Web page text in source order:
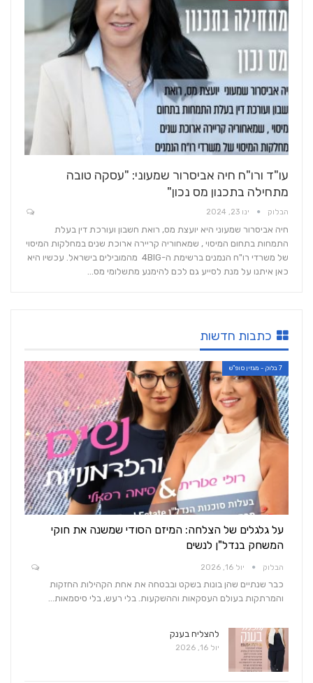
עו"ד ורו"ח חיה אביסרור שמעוני: "עסקה טובה
מתחילה בתכנון מס נכון"
הבלוק ינו 23, 2024
חיה אביסרור שמעוני היא יועצת מס, רואת חשבון ועורכת דין בעלת
התמחות בתחום המיסוי , שמאחוריה קריירה ארוכת שנים במחלקות המיסוי
של משרדי רו"ח הנמנים ברשימת ה-4BIG מהמובילים בישראל. עכשיו היא
כאן איתנו על מנת לסייע גם לכם להימנע מתשלומי מס…
כתבות חדשות
7 בלוק - מגזין סופ"ש
על גלגלים של הצלחה: המיזם הסודי שמשנה את חוקי
המשחק בנדל"ן לנשים
הבלוק יול 16, 2026
כבר שנתיים שהן בונות בשקט ובבטחה את אחת הקהילות החזקות
והמרתקות בעולם העסקאות וההשקעות. בלי רעש, בלי סיסמאות…
להצליח בענק
יול 16, 2026